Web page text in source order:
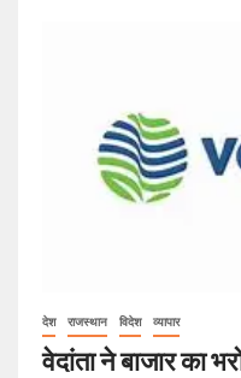
देश राजस्थान विदेश व्यापार
वेदांता ने बाजार का